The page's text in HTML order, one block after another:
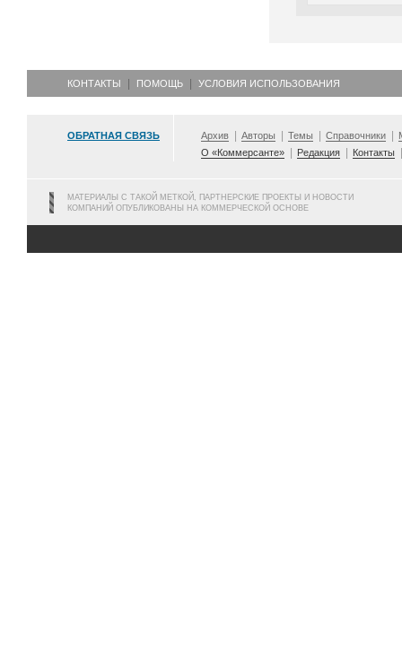
КОНТАКТЫ ПОМОЩЬ УСЛОВИЯ ИСПОЛЬЗОВАНИЯ
ОБРАТНАЯ СВЯЗЬ Архив Авторы Темы Справочники
О «Коммерсанте»
Редакция Контакты
МАТЕРИАЛЫ С ТАКОЙ МЕТКОЙ, ПАРТНЕРСКИЕ ПРОЕКТЫ И НОВОСТИ
КОМПАНИЙ ОПУБЛИКОВАНЫ НА КОММЕРЧЕСКОЙ ОСНОВЕ